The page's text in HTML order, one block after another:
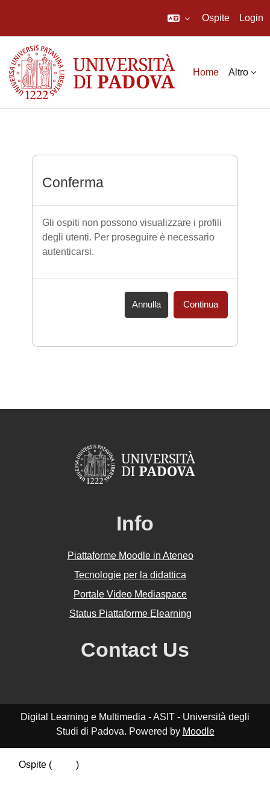
Ospite Login
Home Altro
Conferma
Gli ospiti non possono visualizzare i profili
degli utenti. Per proseguire è necessario
autenticarsi.
Annulla Continua
Info
Piattaforme Moodle in Ateneo
Tecnologie per la didattica
Portale Video Mediaspace
Status Piattaforme Elearning
Contact Us
Digital Learning e Multimedia - ASIT - Università degli
Studi di Padova. Powered by Moodle
Ospite (
)